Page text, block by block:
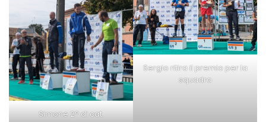
Simone 2° di cat.
Sergio ritira il premio per la
squadra